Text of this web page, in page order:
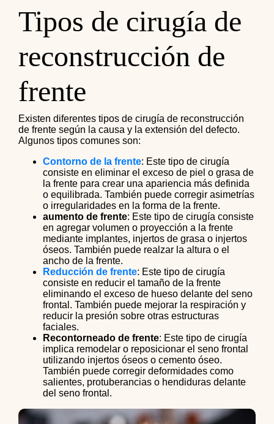
Tipos de cirugía de
reconstrucción de
frente
Existen diferentes tipos de cirugía de reconstrucción
de frente según la causa y la extensión del defecto.
Algunos tipos comunes son:
Contorno de la frente: Este tipo de cirugía
consiste en eliminar el exceso de piel o grasa de
la frente para crear una apariencia más definida
o equilibrada. También puede corregir asimetrías
o irregularidades en la forma de la frente.
aumento de frente: Este tipo de cirugía consiste
en agregar volumen o proyección a la frente
mediante implantes, injertos de grasa o injertos
óseos. También puede realzar la altura o el
ancho de la frente.
Reducción de frente: Este tipo de cirugía
consiste en reducir el tamaño de la frente
eliminando el exceso de hueso delante del seno
frontal. También puede mejorar la respiración y
reducir la presión sobre otras estructuras
faciales.
Recontorneado de frente: Este tipo de cirugía
implica remodelar o reposicionar el seno frontal
utilizando injertos óseos o cemento óseo.
También puede corregir deformidades como
salientes, protuberancias o hendiduras delante
del seno frontal.